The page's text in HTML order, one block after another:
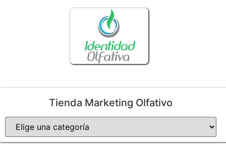
Tienda Marketing Olfativo